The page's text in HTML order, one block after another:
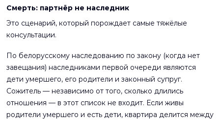
Смерть: партнёр не наследник
Это сценарий, который порождает самые тяжёлые
консультации.
По белорусскому наследованию по закону (когда нет
завещания) наследниками первой очереди являются
дети умершего, его родители и законный супруг.
Сожитель — независимо от того, сколько длились
отношения — в этот список не входит. Если живы
родители умершего и есть дети, квартира делится между